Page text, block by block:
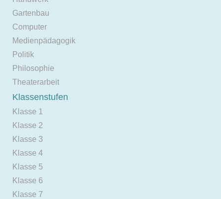
Gartenbau
Computer
Medienpädagogik
Politik
Philosophie
Theaterarbeit
Klassenstufen
Klasse 1
Klasse 2
Klasse 3
Klasse 4
Klasse 5
Klasse 6
Klasse 7